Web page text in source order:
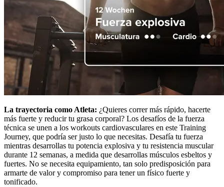
La trayectoria como Atleta: ¿Quieres correr más rápido, hacerte
más fuerte y reducir tu grasa corporal? Los desafíos de la fuerza
técnica se unen a los workouts cardiovasculares en este Training
Journey, que podría ser justo lo que necesitas. Desafía tu fuerza
mientras desarrollas tu potencia explosiva y tu resistencia muscular
durante 12 semanas, a medida que desarrollas músculos esbeltos y
fuertes. No se necesita equipamiento, tan solo predisposición para
armarte de valor y compromiso para tener un físico fuerte y
tonificado.